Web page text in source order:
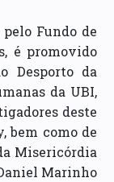
pelo Fundo de
é promovido
Desporto da
da UBI,
deste
bem como de
Misericórdia
Marinho